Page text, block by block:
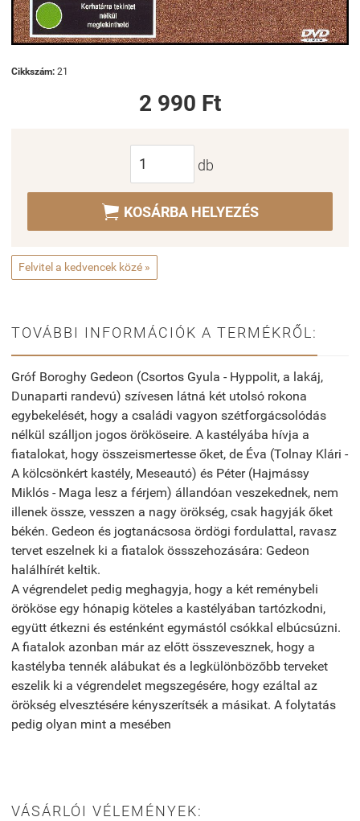
Cikkszám: 21
2 990 Ft
db
 KOSÁRBA HELYEZÉS
Felvitel a kedvencek közé »
TOVÁBBI INFORMÁCIÓK A TERMÉKRŐL:
Gróf Boroghy Gedeon (Csortos Gyula - Hyppolit, a lakáj,
Dunaparti randevú) szívesen látná két utolsó rokona
egybekelését, hogy a családi vagyon szétforgácsolódás
nélkül szálljon jogos örököseire. A kastélyába hívja a
fiatalokat, hogy összeismertesse őket, de Éva (Tolnay Klári -
A kölcsönkért kastély, Meseautó) és Péter (Hajmássy
Miklós - Maga lesz a férjem) állandóan veszekednek, nem
illenek össze, vesszen a nagy örökség, csak hagyják őket
békén. Gedeon és jogtanácsosa ördögi fordulattal, ravasz
tervet eszelnek ki a fiatalok össszehozására: Gedeon
halálhírét keltik.
A végrendelet pedig meghagyja, hogy a két reménybeli
örököse egy hónapig köteles a kastélyában tartózkodni,
együtt étkezni és esténként egymástól csókkal elbúcsúzni.
A fiatalok azonban már az előtt összevesznek, hogy a
kastélyba tennék alábukat és a legkülönbözőbb terveket
eszelik ki a végrendelet megszegésére, hogy ezáltal az
örökség elvesztésére kényszerítsék a másikat. A folytatás
pedig olyan mint a mesében
VÁSÁRLÓI VÉLEMÉNYEK: